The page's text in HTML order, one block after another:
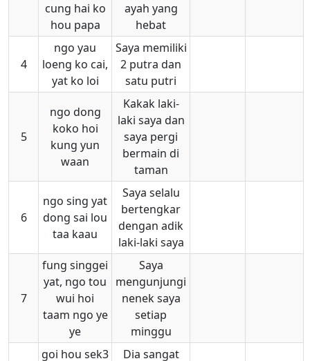
cung hai ko
hou papa
ayah yang
hebat
4
ngo yau
loeng ko cai,
yat ko loi
Saya memiliki
2 putra dan
satu putri
5
ngo dong
koko hoi
kung yun
waan
Kakak laki-
laki saya dan
saya pergi
bermain di
taman
6
ngo sing yat
dong sai lou
taa kaau
Saya selalu
bertengkar
dengan adik
laki-laki saya
7
fung singgei
yat, ngo tou
wui hoi
taam ngo ye
ye
Saya
mengunjungi
nenek saya
setiap
minggu
goi hou sek3
Dia sangat